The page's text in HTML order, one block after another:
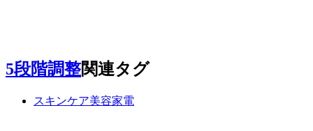
5段階調整関連タグ
スキンケア美容家電